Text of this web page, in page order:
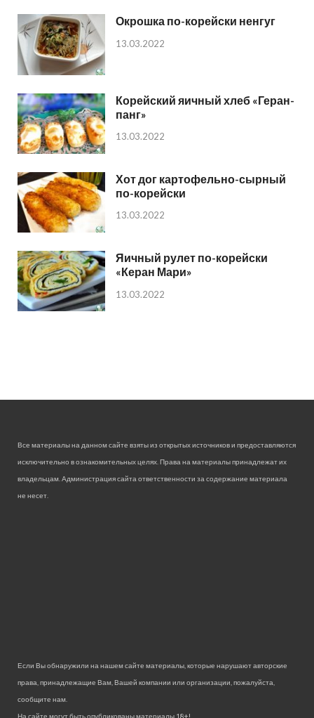
Окрошка по-корейски ненгуг
13.03.2022
Корейский яичный хлеб «Геран-
панг»
13.03.2022
Хот дог картофельно-сырный
по-корейски
13.03.2022
Яичный рулет по-корейски
«Керан Мари»
13.03.2022
Все материалы на данном сайте взяты из открытых источников и предоставляются
исключительно в ознакомительных целях. Права на материалы принадлежат их
владельцам. Администрация сайта ответственности за содержание материала
не несет.
Если Вы обнаружили на нашем сайте материалы, которые нарушают авторские
права, принадлежащие Вам, Вашей компании или организации, пожалуйста,
сообщите нам.
На сайте могут быть опубликованы материалы 18+!